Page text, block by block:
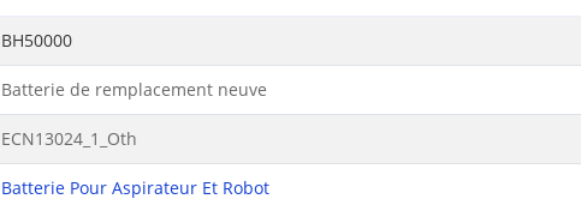
BH50000
Batterie de remplacement neuve
ECN13024_1_Oth
Batterie Pour Aspirateur Et Robot